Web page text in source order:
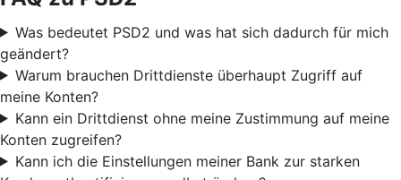
Was bedeutet PSD2 und was hat sich dadurch für mich
geändert?
Warum brauchen Drittdienste überhaupt Zugriff auf
meine Konten?
Kann ein Drittdienst ohne meine Zustimmung auf meine
Konten zugreifen?
Kann ich die Einstellungen meiner Bank zur starken